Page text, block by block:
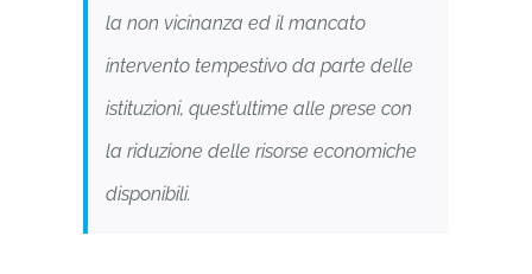
la non vicinanza ed il mancato
intervento tempestivo da parte delle
istituzioni, quest’ultime alle prese con
la riduzione delle risorse economiche
disponibili.